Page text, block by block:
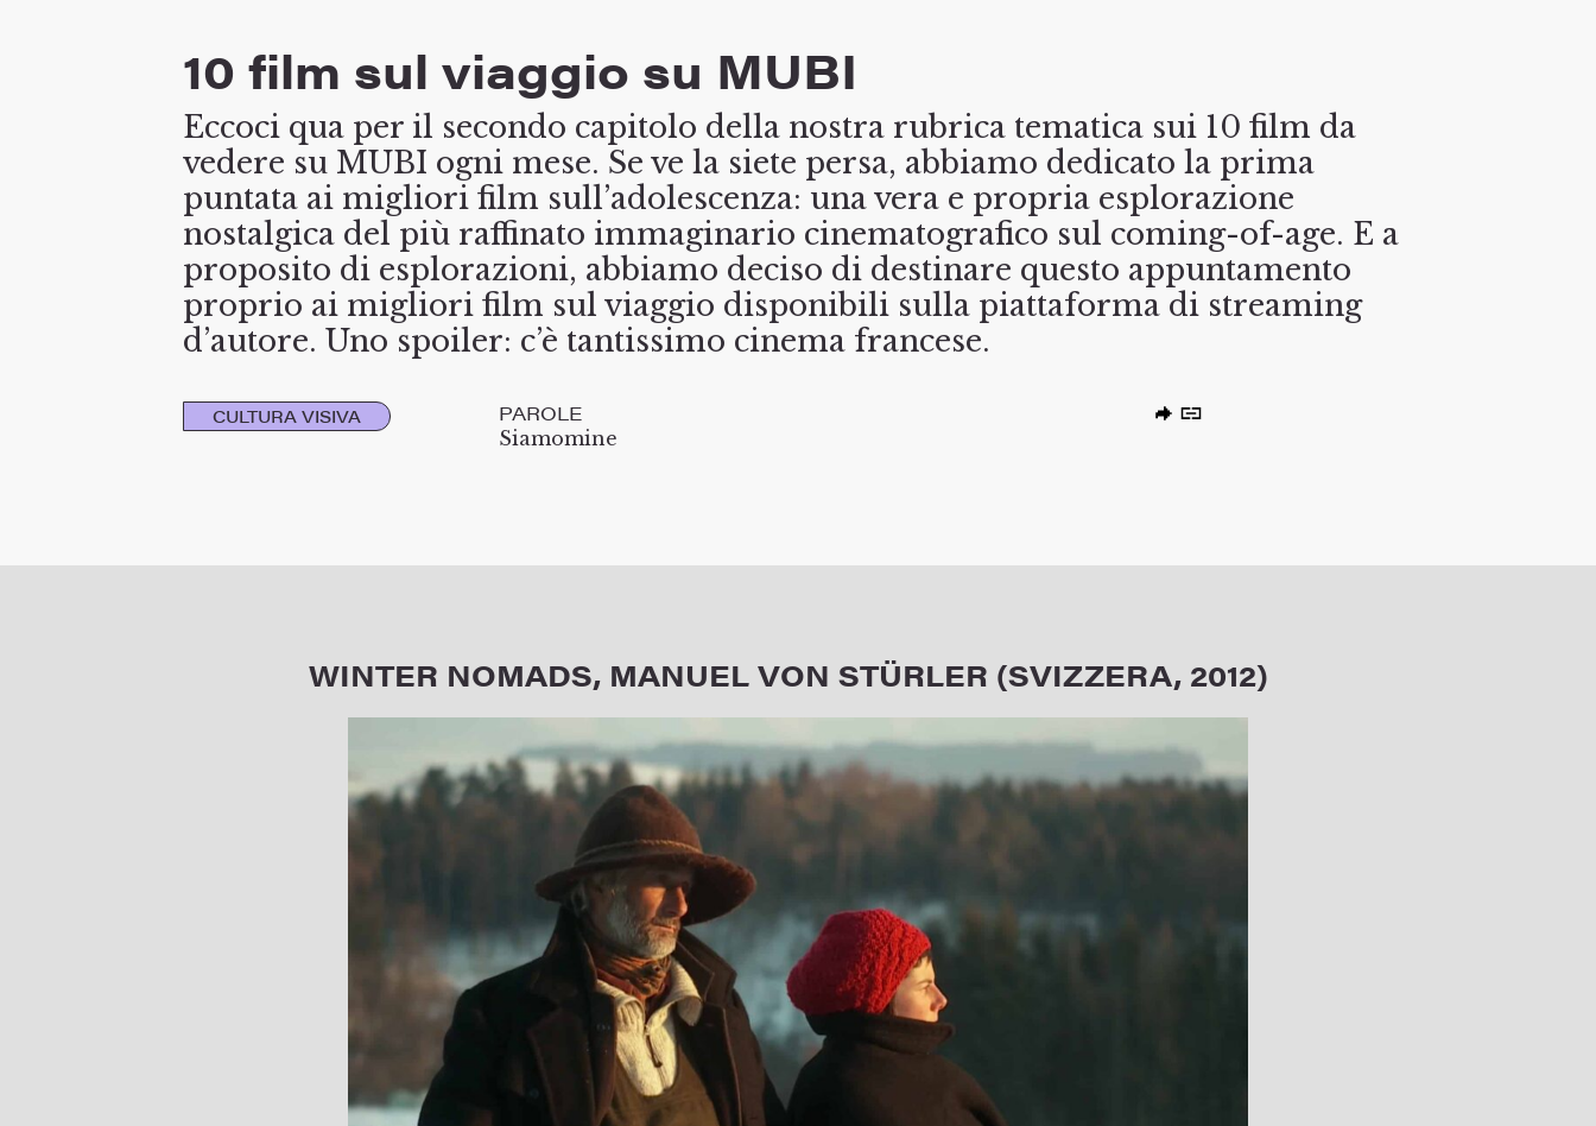
10 film sul viaggio su MUBI
Eccoci qua per il secondo capitolo della nostra rubrica tematica sui 10 film da
vedere su MUBI ogni mese. Se ve la siete persa, abbiamo dedicato la prima
puntata ai migliori film sull’adolescenza: una vera e propria esplorazione
nostalgica del più raffinato immaginario cinematografico sul coming-of-age. E a
proposito di esplorazioni, abbiamo deciso di destinare questo appuntamento
proprio ai migliori film sul viaggio disponibili sulla piattaforma di streaming
d’autore. Uno spoiler: c’è tantissimo cinema francese.
CULTURA VISIVA PAROLE
Siamomine
WINTER NOMADS, MANUEL VON STÜRLER (SVIZZERA, 2012)